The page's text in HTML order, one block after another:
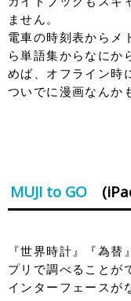
ません。
電車の時刻表からメ
ら単語集からなにか
めば、オフライン時
ついでに漫画なんか
MUJI to GO
『世界時計』『為
プリで調べることが
インターフェースが